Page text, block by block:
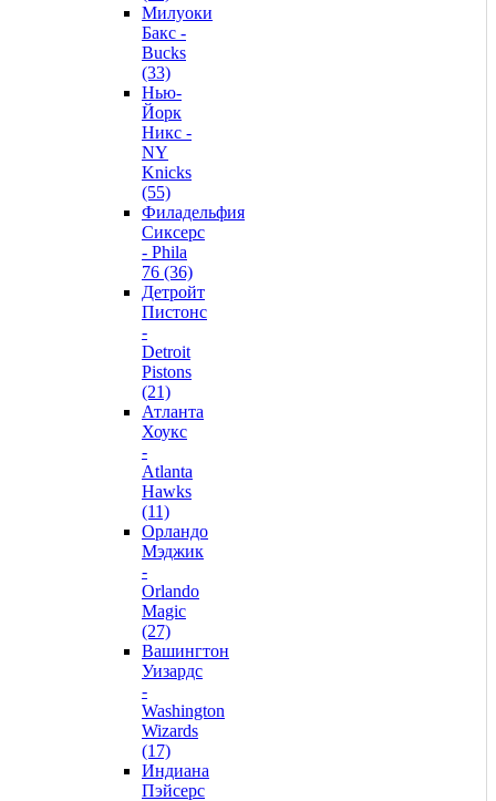
Милуоки
Бакс -
Bucks
(33)
Нью-
Йорк
Никс -
NY
Knicks
(55)
Филадельфия
Сиксерс
- Phila
76 (36)
Детройт
Пистонс
-
Detroit
Pistons
(21)
Атланта
Хоукс
-
Atlanta
Hawks
(11)
Орландо
Мэджик
-
Orlando
Magic
(27)
Вашингтон
Уизардс
-
Washington
Wizards
(17)
Индиана
Пэйсерс